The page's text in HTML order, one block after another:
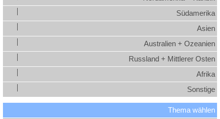
Südamerika
Asien
Australien + Ozeanien
Russland + Mittlerer Osten
Afrika
Sonstige
Thema wählen